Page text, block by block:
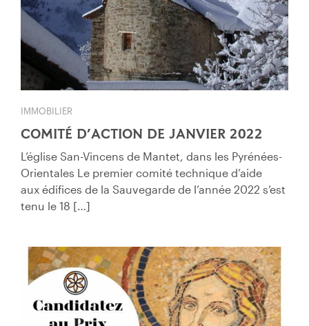
IMMOBILIER
COMITÉ D’ACTION DE JANVIER 2022
L’église San-Vincens de Mantet, dans les Pyrénées-
Orientales Le premier comité technique d’aide
aux édifices de la Sauvegarde de l’année 2022 s’est
tenu le 18 […]